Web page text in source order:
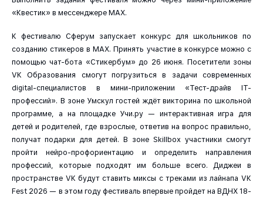
«Квестик» в мессенджере МАХ.
К фестивалю Сферум запускает конкурс для школьников по
созданию стикеров в MAX. Принять участие в конкурсе можно с
помощью чат-бота «Стикербум» до 26 июня. Посетители зоны
VK Образования смогут погрузиться в задачи современных
digital-специалистов в мини-приложении «Тест-драйв IT-
профессий». В зоне Умскул гостей ждёт викторина по школьной
программе, а на площадке Учи.ру — интерактивная игра для
детей и родителей, где взрослые, ответив на вопрос правильно,
получат подарки для детей. В зоне Skillbox участники смогут
пройти нейро-профориентацию и определить направления
профессий, которые подходят им больше всего. Диджеи в
пространстве VK будут ставить миксы с треками из лайнапа VK
Fest 2026 — в этом году фестиваль впервые пройдет на ВДНХ 18-